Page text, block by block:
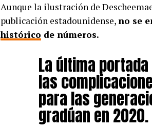
Aunque la ilustración de
publicación estadounidense,no se
histórico de números.
La última
las
para las
gradúan en 2020.